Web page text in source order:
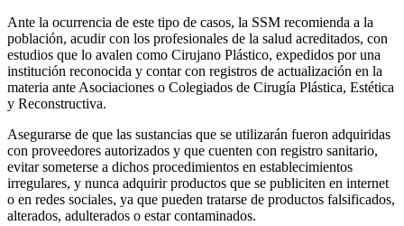
Ante la ocurrencia de este tipo de casos, la SSM recomienda a la
población, acudir con los profesionales de la salud acreditados, con
estudios que lo avalen como Cirujano Plástico, expedidos por una
institución reconocida y contar con registros de actualización en la
materia ante Asociaciones o Colegiados de Cirugía Plástica, Estética
y Reconstructiva.
Asegurarse de que las sustancias que se utilizarán fueron adquiridas
con proveedores autorizados y que cuenten con registro sanitario,
evitar someterse a dichos procedimientos en establecimientos
irregulares, y nunca adquirir productos que se publiciten en internet
o en redes sociales, ya que pueden tratarse de productos falsificados,
alterados, adulterados o estar contaminados.